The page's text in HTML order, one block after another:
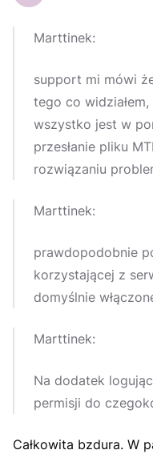
Marttinek:
support mi mówi
tego co
wszystko jest w
przesłanie pliku
rozwiązaniu
Marttinek:
prawdopodobnie
korzystającej z
domyślnie
Marttinek:
Na dodatek
permisji do
Całkowita bzdura. W